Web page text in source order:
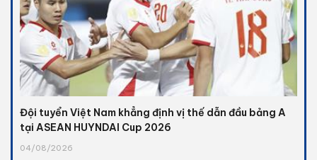
Đội tuyển Việt Nam khẳng định vị thế dẫn đầu bảng A
tại ASEAN HUYNDAI Cup 2026
04/08/2026